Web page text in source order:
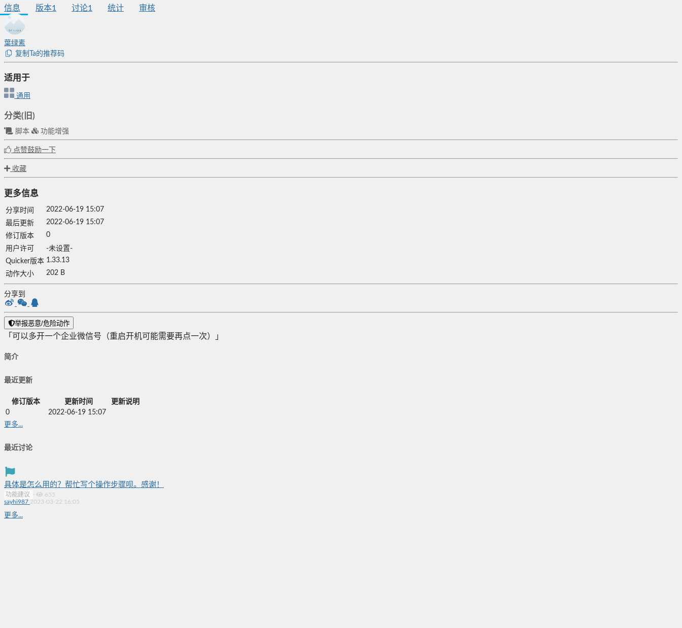
信息 版本1 讨论1 统计 审核
葉绿素
复制Ta的推荐码
适用于
通用
分类(旧)
脚本 功能增强
点赞鼓励一下
收藏
更多信息
分享时间
2022-06-19 15:07
最后更新
2022-06-19 15:07
修订版本
0
用户许可
-未设置-
Quicker版本 1.33.13
动作大小
202 B
分享到
举报恶意/危险动作
「可以多开一个企业微信号（重启开机可能需要再点一次）」
简介
最近更新
修订版本 更新时间
更新说明
0
2022-06-19 15:07
更多...
最近讨论
具体是怎么用的？帮忙写个操作步骤呗。感谢！
功能建议 ·
655
sayhi987 2023-03-22 16:05
更多...